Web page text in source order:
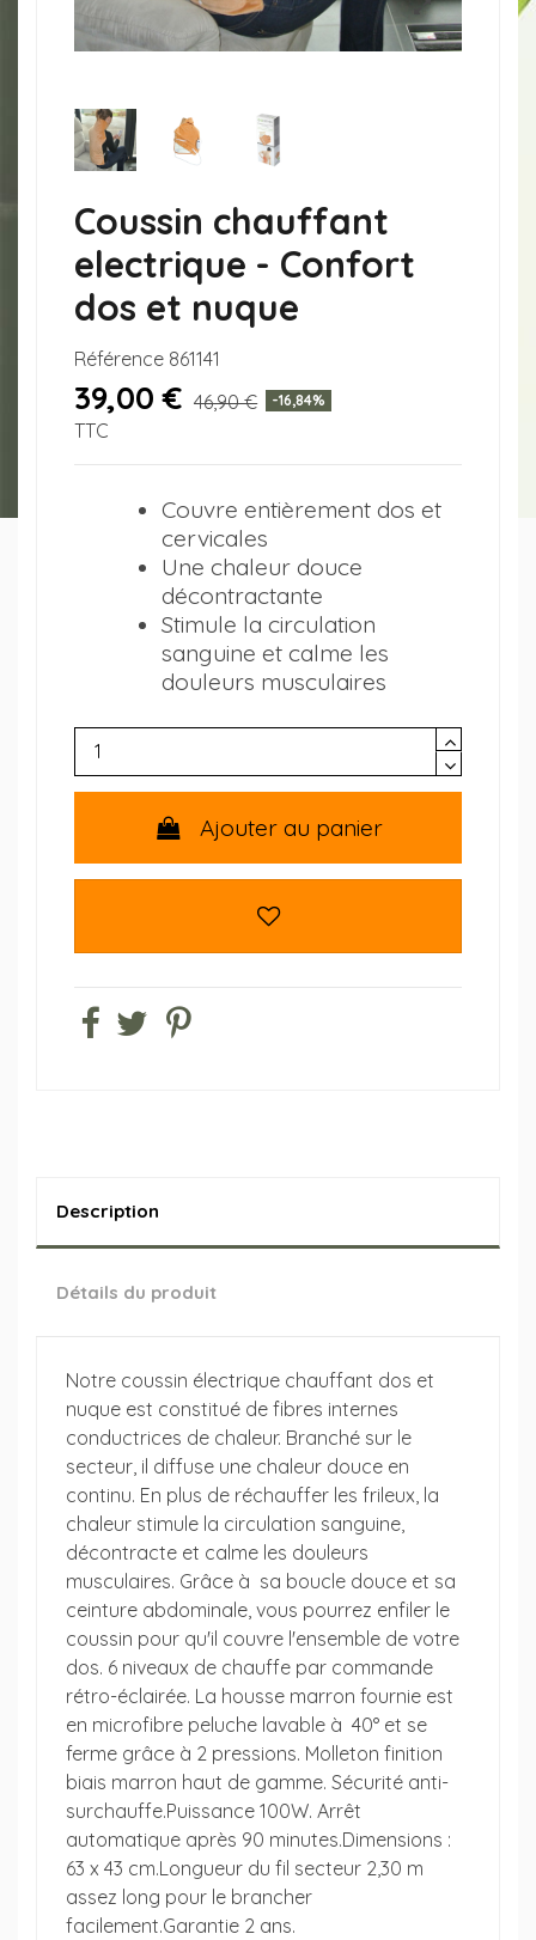
Coussin chauffant
electrique - Confort
dos et nuque
Référence 861141
39,00 € 46,90 € -16,84%
TTC
Couvre entièrement dos et
cervicales
Une chaleur douce
décontractante
Stimule la circulation
sanguine et calme les
douleurs musculaires
Ajouter au panier
Description
Détails du produit
Notre coussin électrique chauffant dos et
nuque est constitué de fibres internes
conductrices de chaleur. Branché sur le
secteur, il diffuse une chaleur douce en
continu. En plus de réchauffer les frileux, la
chaleur stimule la circulation sanguine,
décontracte et calme les douleurs
musculaires. Grâce à sa boucle douce et sa
ceinture abdominale, vous pourrez enfiler le
coussin pour qu'il couvre l'ensemble de votre
dos. 6 niveaux de chauffe par commande
rétro-éclairée. La housse marron fournie est
en microfibre peluche lavable à 40° et se
ferme grâce à 2 pressions. Molleton finition
biais marron haut de gamme. Sécurité anti-
surchauffe.Puissance 100W. Arrêt
automatique après 90 minutes.Dimensions :
63 x 43 cm.Longueur du fil secteur 2,30 m
assez long pour le brancher
facilement.Garantie 2 ans.